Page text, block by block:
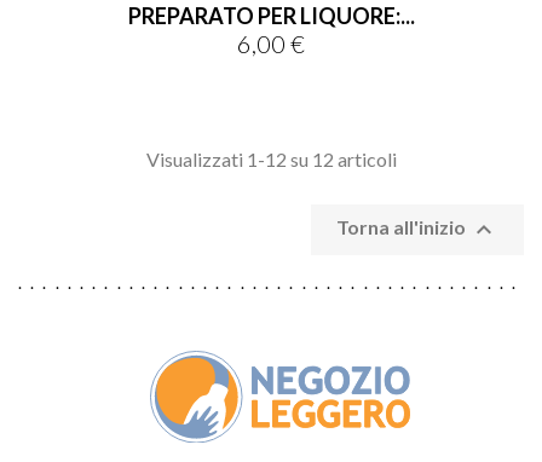
PREPARATO PER LIQUORE:...
Prezzo
6,00 €
Visualizzati 1-12 su 12 articoli
Torna all'inizio 